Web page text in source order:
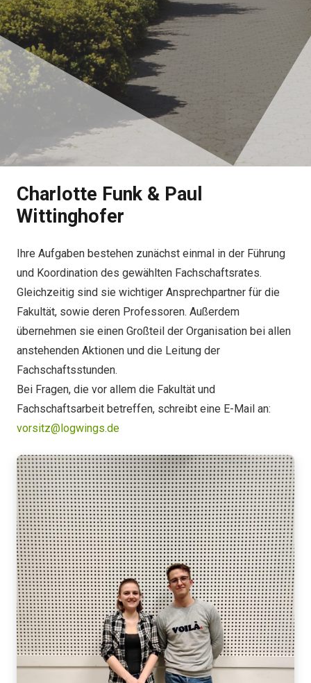
Charlotte Funk & Paul
Wittinghofer
Ihre Aufgaben bestehen zunächst einmal in der Führung
und Koordination des gewählten Fachschaftsrates.
Gleichzeitig sind sie wichtiger Ansprechpartner für die
Fakultät, sowie deren Professoren. Außerdem
übernehmen sie einen Großteil der Organisation bei allen
anstehenden Aktionen und die Leitung der
Fachschaftsstunden.
Bei Fragen, die vor allem die Fakultät und
Fachschaftsarbeit betreffen, schreibt eine E-Mail an:
vorsitz@logwings.de